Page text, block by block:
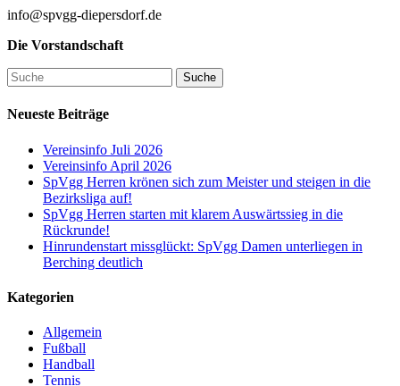
info@spvgg-diepersdorf.de
Die Vorstandschaft
Suche
Neueste Beiträge
Vereinsinfo Juli 2026
Vereinsinfo April 2026
SpVgg Herren krönen sich zum Meister und steigen in die
Bezirksliga auf!
SpVgg Herren starten mit klarem Auswärtssieg in die
Rückrunde!
Hinrundenstart missglückt: SpVgg Damen unterliegen in
Berching deutlich
Kategorien
Allgemein
Fußball
Handball
Tennis